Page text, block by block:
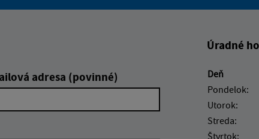
adresa (povinné)
Úradné
Deň
Pondelok:
Utorok:
Streda:
Štvrtok: